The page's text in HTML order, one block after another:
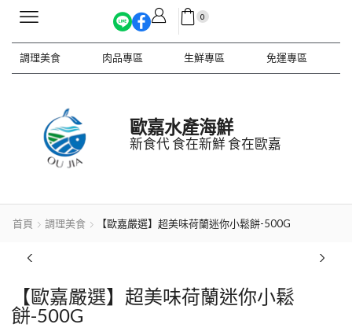
0
調理美食 肉品專區 生鮮專區 免運專區
歐嘉水產海鮮
新食代 食在新鮮 食在歐嘉
首頁 調理美食 【歐嘉嚴選】超美味荷蘭迷你小鬆餅-500G
【歐嘉嚴選】超美味荷蘭迷你小鬆
餅-500G